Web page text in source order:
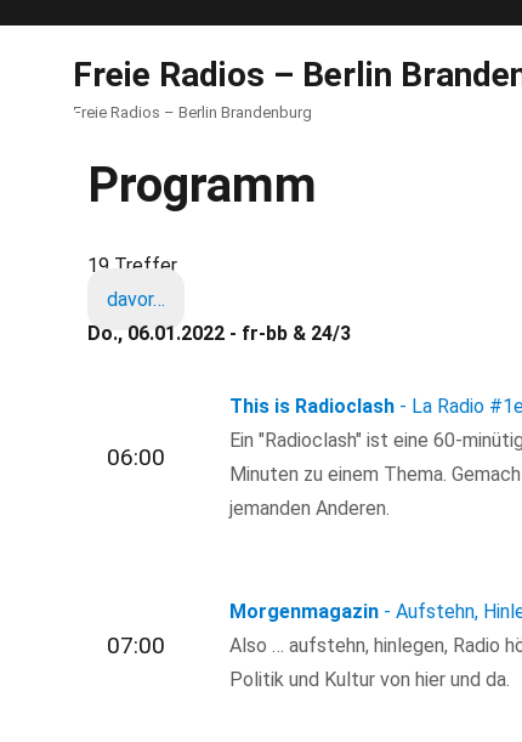
Freie Radios – Berlin
Freie Radios – Berlin Brandenburg
Programm
19 Treffer
davor…
Do., 06.01.2022 - fr-bb & 24/3
06:00
This is Radioclash - La Radio
Ein "Radioclash" ist eine 60-
Minuten zu einem Thema.
jemanden Anderen.
07:00
Morgenmagazin - Aufstehn,
Also … aufstehn, hinlegen, Radio
Politik und Kultur von hier und da.